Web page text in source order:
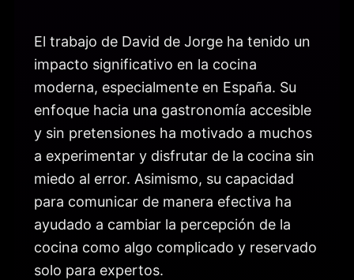
El trabajo de David de Jorge ha tenido un
impacto significativo en la cocina
moderna, especialmente en España. Su
enfoque hacia una gastronomía accesible
y sin pretensiones ha motivado a muchos
a experimentar y disfrutar de la cocina sin
miedo al error. Asimismo, su capacidad
para comunicar de manera efectiva ha
ayudado a cambiar la percepción de la
cocina como algo complicado y reservado
solo para expertos.